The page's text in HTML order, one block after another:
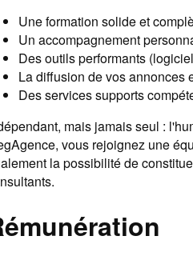
Une formation solide et
Un accompagnement
Des outils performants
La diffusion de vos annonces
Des services supports
mais jamais seul :
vous rejoignez une
la possibilité de